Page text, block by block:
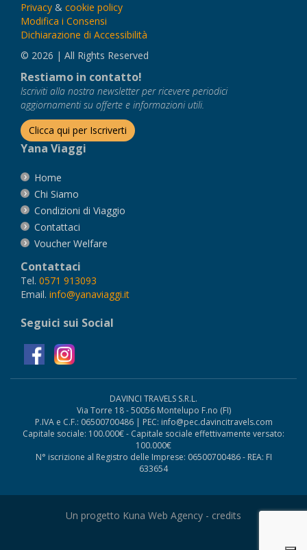
Privacy & cookie policy
Modifica i Consensi
Dichiarazione di Accessibilità
© 2026 | All Rights Reserved
Restiamo in contatto!
Iscriviti alla nostra newsletter per ricevere periodici
aggiornamenti su offerte e informazioni utili.
Clicca qui per Iscriverti
Yana Viaggi
Home
Chi Siamo
Condizioni di Viaggio
Contattaci
Voucher Welfare
Contattaci
Tel. 0571 913093
Email. info@yanaviaggi.it
Seguici sui Social
DAVINCI TRAVELS S.R.L.
Via Torre 18 - 50056 Montelupo F.no (FI)
P.IVA e C.F.: 06500700486 | PEC: info@pec.davincitravels.com
Capitale sociale: 100.000€ - Capitale sociale effettivamente versato:
100.000€
N° iscrizione al Registro delle Imprese: 06500700486 - REA: FI
633654
Un progetto Kuna Web Agency - credits